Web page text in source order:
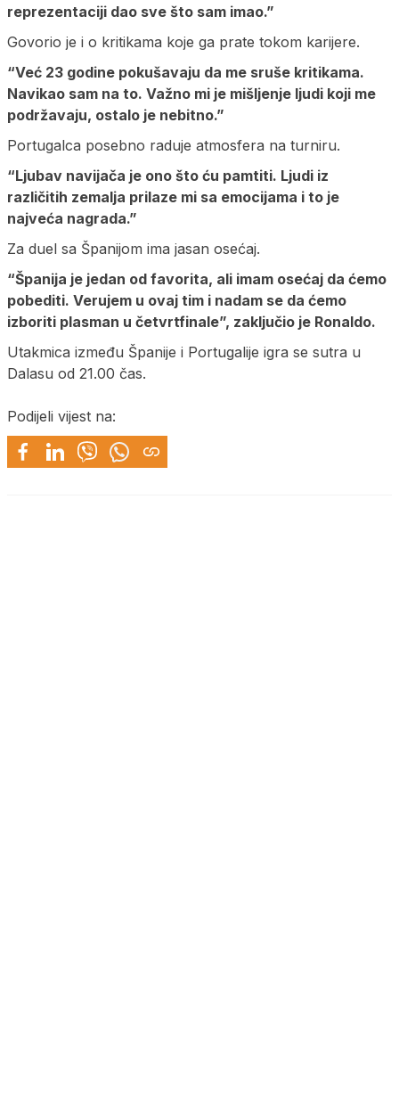
reprezentaciji dao sve što sam imao.”
Govorio je i o kritikama koje ga prate tokom karijere.
“Već 23 godine pokušavaju da me sruše kritikama.
Navikao sam na to. Važno mi je mišljenje ljudi koji me
podržavaju, ostalo je nebitno.”
Portugalca posebno raduje atmosfera na turniru.
“Ljubav navijača je ono što ću pamtiti. Ljudi iz
različitih zemalja prilaze mi sa emocijama i to je
najveća nagrada.”
Za duel sa Španijom ima jasan osećaj.
“Španija je jedan od favorita, ali imam osećaj da ćemo
pobediti. Verujem u ovaj tim i nadam se da ćemo
izboriti plasman u četvrtfinale”, zaključio je Ronaldo.
Utakmica između Španije i Portugalije igra se sutra u
Dalasu od 21.00 čas.
Podijeli vijest na: